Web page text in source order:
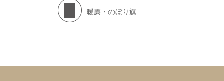
暖簾・のぼり旗